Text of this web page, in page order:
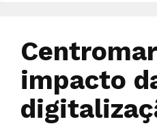
impacto